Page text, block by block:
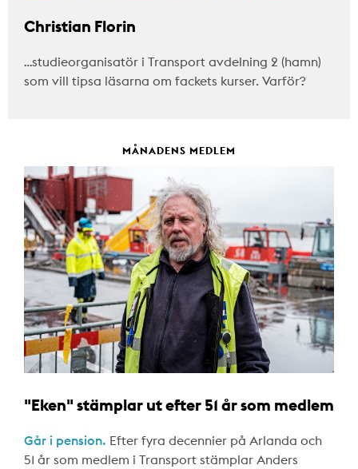
Christian Florin
…studieorganisatör i Transport avdelning 2 (hamn)
som vill tipsa läsarna om fackets kurser. Varför?
MÅNADENS MEDLEM
"Eken" stämplar ut efter 51 år som medlem
Går i pension. Efter fyra decennier på Arlanda och
51 år som medlem i Transport stämplar Anders